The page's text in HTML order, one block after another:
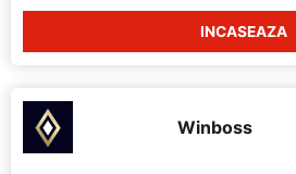
INCASEAZA
Winboss